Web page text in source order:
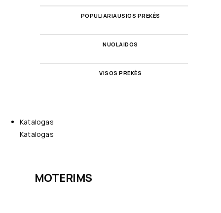
POPULIARIAUSIOS PREKĖS
NUOLAIDOS
VISOS PREKĖS
Katalogas
Katalogas
MOTERIMS